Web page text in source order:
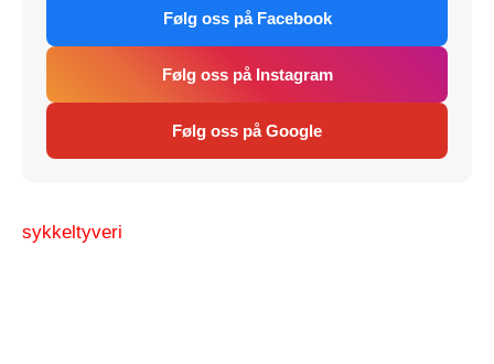
Følg oss på Facebook
Følg oss på Instagram
Følg oss på Google
sykkeltyveri